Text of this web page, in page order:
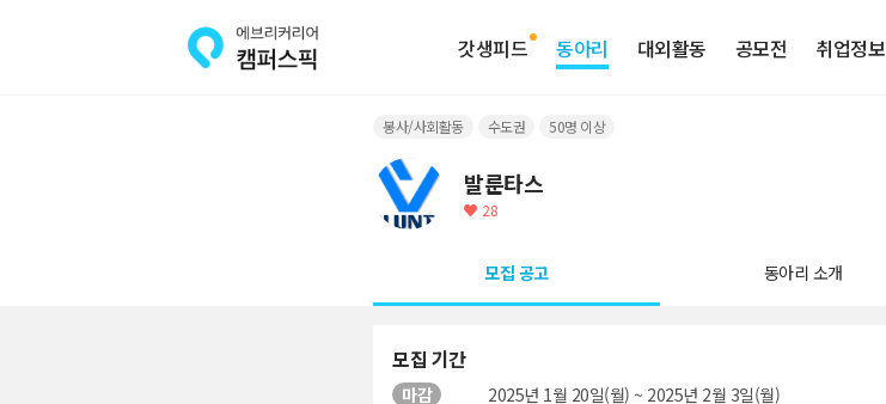
갓생피드 동아리 대외활동 공모전 취업정보
봉사/사회활동 수도권 50명 이상
발룬타스
28
모집 공고 동아리 소개
모집 기간
마감 2025년 1월 20일(월) ~ 2025년 2월 3일(월)